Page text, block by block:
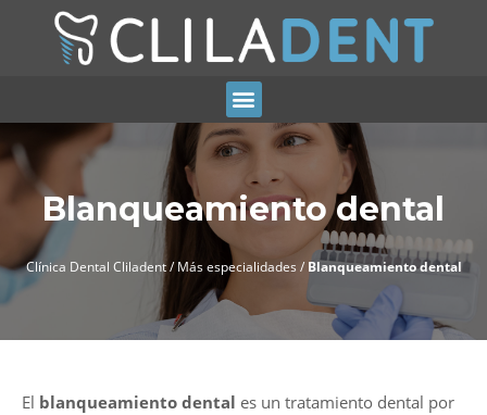
Blanqueamiento dental
Clínica Dental Cliladent/Más especialidades/ Blanqueamiento dental
El blanqueamiento dental es un tratamiento dental por